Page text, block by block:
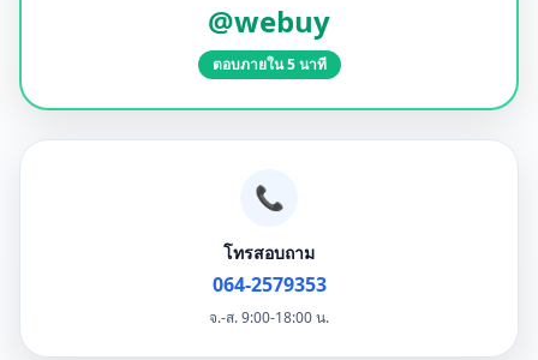
@webuy
ตอบภายใน 5 นาที
📞
โทรสอบถาม
064-2579353
จ.-ส. 9:00-18:00 น.